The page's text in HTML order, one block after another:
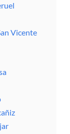
Vicente